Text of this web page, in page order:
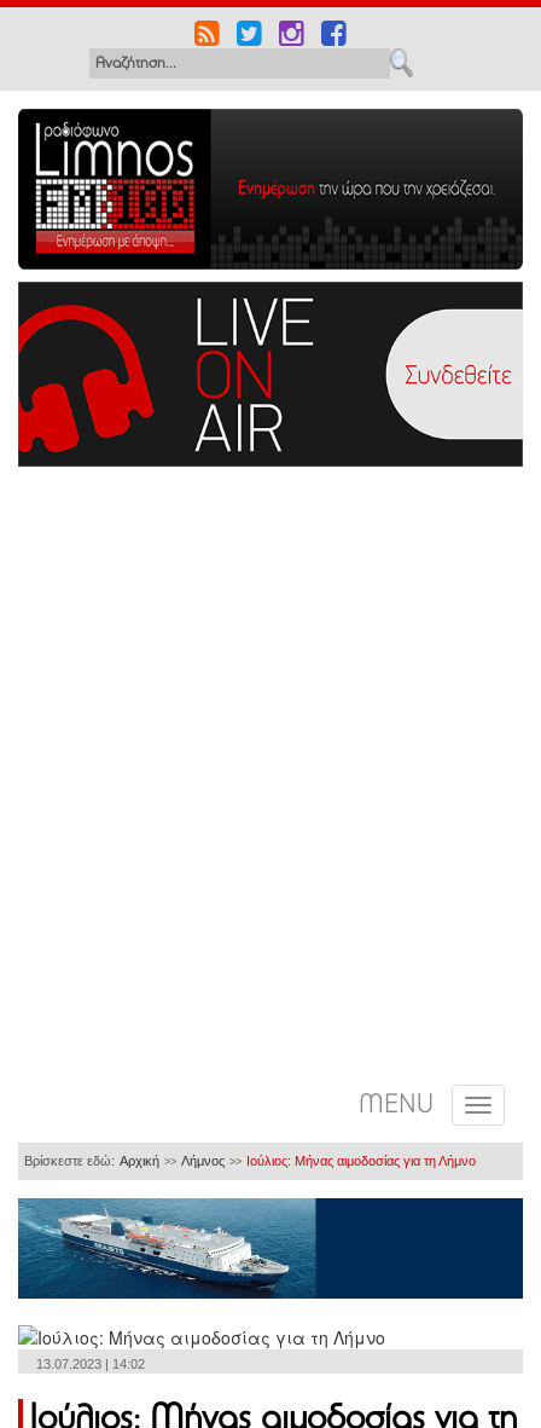
MENU
Βρίσκεστε εδώ: Αρχική >> Λήμνος >> Ιούλιος: Μήνας αιμοδοσίας για τη Λήμνο
13.07.2023 | 14:02
Ιούλιος: Μήνας αιμοδοσίας για τη